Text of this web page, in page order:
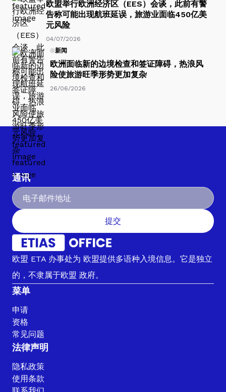
欧盟举行欧洲经济区（EES）会谈，此前有警
告称可能出现航班延误，旅游业面临450亿美
元风险
04/07/2026
新闻
欧洲面临新的边境检查和签证障碍，热浪风
险使旅游旺季形势更加复杂
26/06/2026
通讯
提交
欧盟 ETA 办事处为 欧盟提供多语种入境信息。它是独立
的，不隶属于欧盟 政府。
菜单
申请
资格
常见问题
法律声明
隐私政策
使用条款